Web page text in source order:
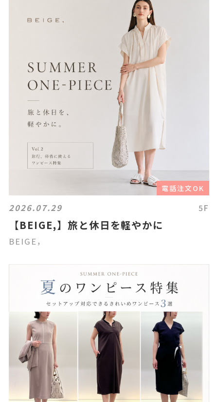
電話注文OK
2026.07.29 5F
【BEIGE,】旅と休日を軽やかに
BEIGE，